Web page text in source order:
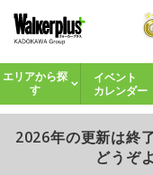
エリアから探
す
イベント
カレンダー
2026年の更新は終
どうぞ